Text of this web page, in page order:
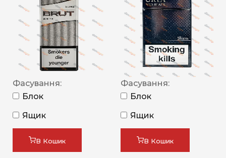
Фасування:
Блок
Ящик
В Кошик
Фасування:
Блок
Ящик
В Кошик